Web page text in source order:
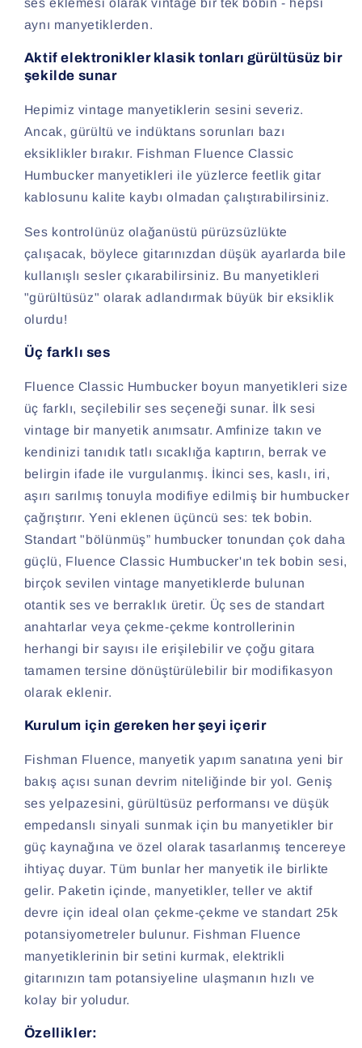
ses eklemesi olarak vintage bir tek bobin - hepsi
aynı manyetiklerden.
Aktif elektronikler klasik tonları gürültüsüz bir
şekilde sunar
Hepimiz vintage manyetiklerin sesini severiz.
Ancak, gürültü ve indüktans sorunları bazı
eksiklikler bırakır. Fishman Fluence Classic
Humbucker manyetikleri ile yüzlerce feetlik gitar
kablosunu kalite kaybı olmadan çalıştırabilirsiniz.
Ses kontrolünüz olağanüstü pürüzsüzlükte
çalışacak, böylece gitarınızdan düşük ayarlarda bile
kullanışlı sesler çıkarabilirsiniz. Bu manyetikleri
"gürültüsüz" olarak adlandırmak büyük bir eksiklik
olurdu!
Üç farklı ses
Fluence Classic Humbucker boyun manyetikleri size
üç farklı, seçilebilir ses seçeneği sunar. İlk sesi
vintage bir manyetik anımsatır. Amfinize takın ve
kendinizi tanıdık tatlı sıcaklığa kaptırın, berrak ve
belirgin ifade ile vurgulanmış. İkinci ses, kaslı, iri,
aşırı sarılmış tonuyla modifiye edilmiş bir humbucker
çağrıştırır. Yeni eklenen üçüncü ses: tek bobin.
Standart "bölünmüş” humbucker tonundan çok daha
güçlü, Fluence Classic Humbucker'ın tek bobin sesi,
birçok sevilen vintage manyetiklerde bulunan
otantik ses ve berraklık üretir. Üç ses de standart
anahtarlar veya çekme-çekme kontrollerinin
herhangi bir sayısı ile erişilebilir ve çoğu gitara
tamamen tersine dönüştürülebilir bir modifikasyon
olarak eklenir.
Kurulum için gereken her şeyi içerir
Fishman Fluence, manyetik yapım sanatına yeni bir
bakış açısı sunan devrim niteliğinde bir yol. Geniş
ses yelpazesini, gürültüsüz performansı ve düşük
empedanslı sinyali sunmak için bu manyetikler bir
güç kaynağına ve özel olarak tasarlanmış tencereye
ihtiyaç duyar. Tüm bunlar her manyetik ile birlikte
gelir. Paketin içinde, manyetikler, teller ve aktif
devre için ideal olan çekme-çekme ve standart 25k
potansiyometreler bulunur. Fishman Fluence
manyetiklerinin bir setini kurmak, elektrikli
gitarınızın tam potansiyeline ulaşmanın hızlı ve
kolay bir yoludur.
Özellikler: